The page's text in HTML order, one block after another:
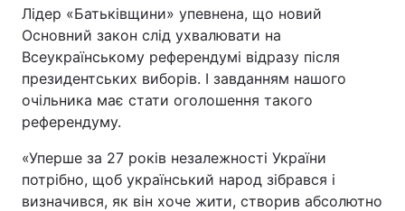
Лідер «Батьківщини» упевнена, що новий
Основний закон слід ухвалювати на
Всеукраїнському референдумі відразу після
президентських виборів. І завданням нашого
очільника має стати оголошення такого
референдуму.
«Уперше за 27 років незалежності України
потрібно, щоб український народ зібрався і
визначився, як він хоче жити, створив абсолютно